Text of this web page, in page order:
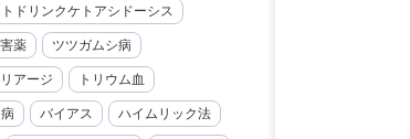
ドリンクケトアシドーシス
薬 ツツガムシ病
リアージ トリウム血
バイアス ハイムリック法